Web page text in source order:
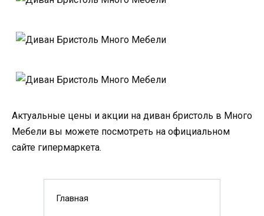
Актуальные цены и акции на диван бристоль в Много
Мебели вы можете посмотреть на официальном
сайте гипермаркета.
Главная